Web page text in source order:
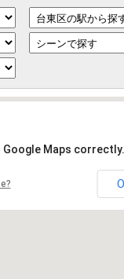
Google Maps correctly.